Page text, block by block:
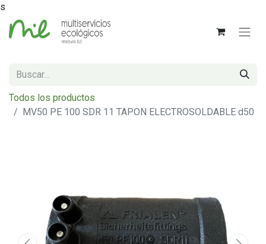
s
Todos los productos
MV50 PE 100 SDR 11 TAPON ELECTROSOLDABLE d50